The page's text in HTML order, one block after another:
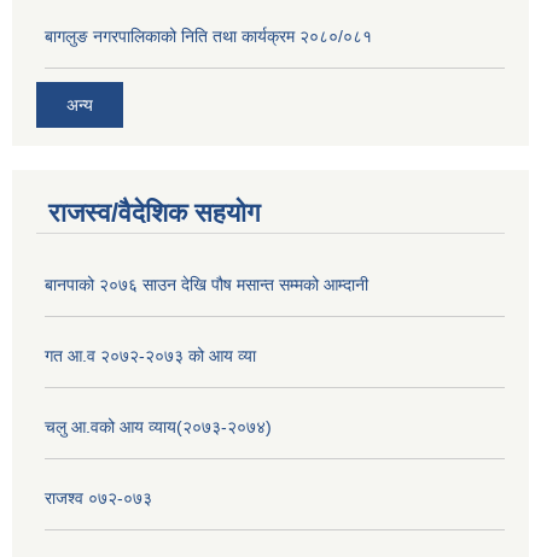
बागलुङ नगरपालिकाको निति तथा कार्यक्रम २०८०/०८१
अन्य
राजस्व/वैदेशिक सहयोग
बानपाको २०७६ साउन देखि पौष मसान्त सम्मको आम्दानी
गत आ.व २०७२-२०७३ को आय व्या
चलु आ.वको आय व्याय(२०७३-२०७४)
राजश्व ०७२-०७३